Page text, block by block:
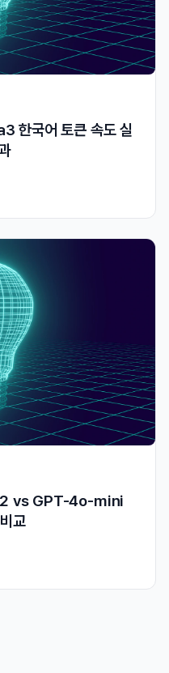
한국어 토큰 속도 실
vs GPT-4o-mini
교